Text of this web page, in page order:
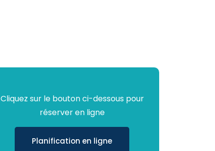
Cliquez sur le bouton ci-dessous pour
réserver en ligne
Planification en ligne